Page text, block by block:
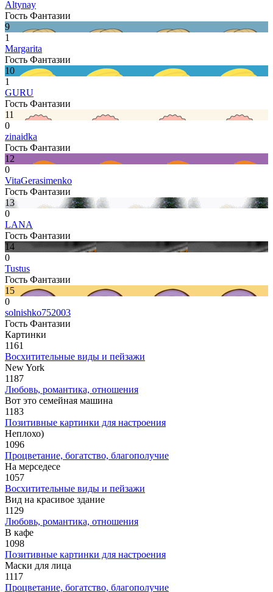
Altynay
Гость Фантазии
9
1
Margarita
Гость Фантазии
10
1
GURU
Гость Фантазии
11
0
zinaidka
Гость Фантазии
12
0
VitaGerasimenko
Гость Фантазии
13
0
LANA
Гость Фантазии
14
0
Tustus
Гость Фантазии
15
0
solnishko752003
Гость Фантазии
Картинки
1161
Восхитительные виды и пейзажи
New York
1187
Любовь, романтика, отношения
Вот это семейная машина
1183
Позитивные картинки для настроения
Неплохо)
1096
Процветание, богатство, благополучие
На мерседесе
1057
Восхитительные виды и пейзажи
Вид на красивое здание
1129
Любовь, романтика, отношения
В кафе
1098
Позитивные картинки для настроения
Маски для лица
1117
Процветание, богатство, благополучие